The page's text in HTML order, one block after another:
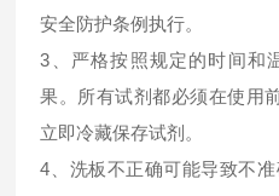
安全防护条例执行。
3、严格按照规定的时间和
果。所有试剂都必须在使用
立即冷藏保存试剂。
4、洗板不正确可能导致不